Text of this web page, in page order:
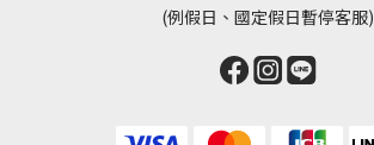
(例假日、國定假日暫停客服)